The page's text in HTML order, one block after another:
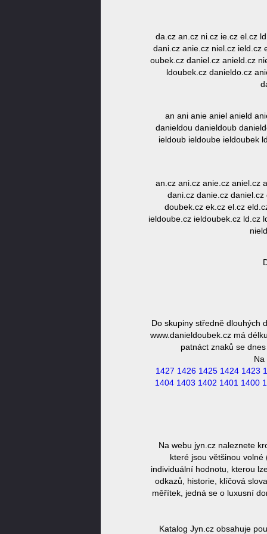
da.cz an.cz ni.cz ie.cz el.cz
dani.cz anie.cz niel.cz ield.cz
oubek.cz daniel.cz anield.cz
ldoubek.cz danieldo.cz
an ani anie aniel anield
danieldou danieldoub
ieldoub ieldoube ieldoubek
an.cz ani.cz anie.cz aniel.cz
dani.cz danie.cz
doubek.cz ek.cz el.cz
ieldoube.cz ieldoubek.cz ld.cz
Do skupiny středně dlouhých
www.danieldoubek.cz má
patnáct znaků se
Na
1427 1426 1425 1424 1423
1404 1403 1402 1401 1400
Na webu jyn.cz naleznete
které jsou většinou
individuální hodnotu, kterou
odkazů, historie, klíčová
měřítek, jedná se o luxusní
Katalog Jyn.cz obsahuje